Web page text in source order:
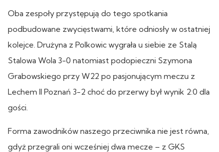
Oba zespoły przystępują do tego spotkania
podbudowane zwycięstwami, które odniosły w ostatniej
kolejce. Drużyna z Polkowic wygrała u siebie ze Stalą
Stalowa Wola 3-0 natomiast podopieczni Szymona
Grabowskiego przy W22 po pasjonującym meczu z
Lechem II Poznań 3-2 choć do przerwy był wynik 2:0 dla
gości.
Forma zawodników naszego przeciwnika nie jest równa,
gdyż przegrali oni wcześniej dwa mecze – z GKS